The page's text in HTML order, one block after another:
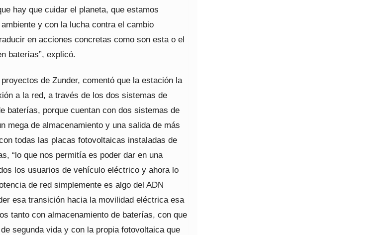
hay que cuidar el planeta, que estamos
y con la lucha contra el cambio
en acciones concretas como son esta o el
baterías”, explicó.
de Zunder, comentó que la estación la
a la red, a través de los dos sistemas de
baterías, porque cuentan con dos sistemas de
mega de almacenamiento y una salida de más
todas las placas fotovoltaicas instaladas de
“lo que nos permitía es poder dar en una
los usuarios de vehículo eléctrico y ahora lo
de red simplemente es algo del ADN
esa transición hacia la movilidad eléctrica esa
tanto con almacenamiento de baterías, con que
segunda vida y con la propia fotovoltaica que